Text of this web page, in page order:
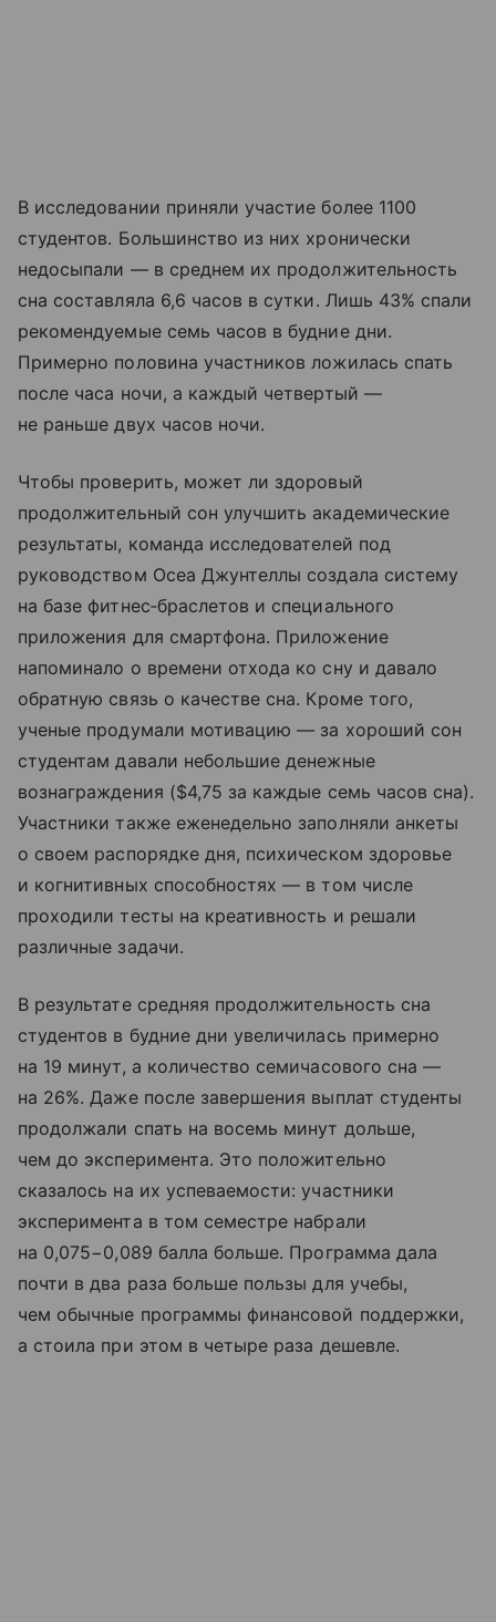
В исследовании приняли участие более 1100
студентов. Большинство из них хронически
недосыпали — в среднем их продолжительность
сна составляла 6,6 часов в сутки. Лишь 43% спали
рекомендуемые семь часов в будние дни.
Примерно половина участников ложилась спать
после часа ночи, а каждый четвертый —
не раньше двух часов ночи.
Чтобы проверить, может ли здоровый
продолжительный сон улучшить академические
результаты, команда исследователей под
руководством Осеа Джунтеллы создала систему
на базе фитнес‑браслетов и специального
приложения для смартфона. Приложение
напоминало о времени отхода ко сну и давало
обратную связь о качестве сна. Кроме того,
ученые продумали мотивацию — за хороший сон
студентам давали небольшие денежные
вознаграждения ($4,75 за каждые семь часов сна).
Участники также еженедельно заполняли анкеты
о своем распорядке дня, психическом здоровье
и когнитивных способностях — в том числе
проходили тесты на креативность и решали
различные задачи.
В результате средняя продолжительность сна
студентов в будние дни увеличилась примерно
на 19 минут, а количество семичасового сна —
на 26%. Даже после завершения выплат студенты
продолжали спать на восемь минут дольше,
чем до эксперимента. Это положительно
сказалось на их успеваемости: участники
эксперимента в том семестре набрали
на 0,075−0,089 балла больше. Программа дала
почти в два раза больше пользы для учебы,
чем обычные программы финансовой поддержки,
а стоила при этом в четыре раза дешевле.